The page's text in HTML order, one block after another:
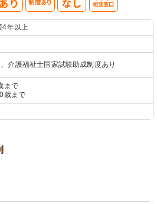
4年以上
介護福祉士国家試験助成制度あり
まで
歳まで